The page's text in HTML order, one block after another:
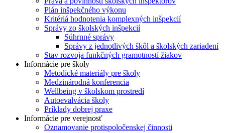
Plán inšpekčného výkonu
Kritériá hodnotenia komplexných inšpekcií
Správy zo školských inšpekcií
Súhrnné správy
Správy z jednotlivých škôl a školských zariadení
Stav rozvoja funkčných gramotností žiakov
Informácie pre školy
Metodické materiály pre školy
Medzinárodná konferencia
Wellbeing v školskom prostredí
Autoevalvácia školy
Príklady dobrej praxe
Informácie pre verejnosť
Oznamovanie protispoločenskej činnosti